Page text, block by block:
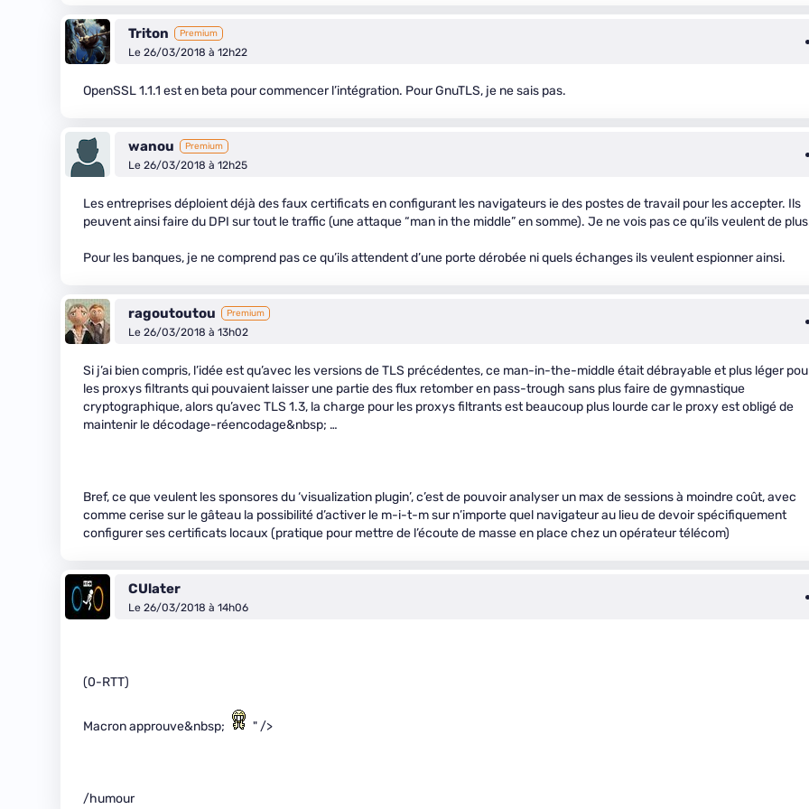
Triton Premium
Le 26/03/2018 à 12h22
OpenSSL 1.1.1 est en beta pour commencer l’intégration. Pour GnuTLS, je ne sais pas.
wanou Premium
Le 26/03/2018 à 12h25
Les entreprises déploient déjà des faux certificats en configurant les navigateurs ie des postes de travail pour les accepter. Ils
peuvent ainsi faire du DPI sur tout le traffic (une attaque “man in the middle” en somme). Je ne vois pas ce qu’ils veulent de
Pour les banques, je ne comprend pas ce qu’ils attendent d’une porte dérobée ni quels échanges ils veulent espionner ainsi.
ragoutoutou Premium
Le 26/03/2018 à 13h02
Si j’ai bien compris, l’idée est qu’avec les versions de TLS précédentes, ce man-in-the-middle était débrayable et plus léger
les proxys filtrants qui pouvaient laisser une partie des flux retomber en pass-trough sans plus faire de gymnastique
cryptographique, alors qu’avec TLS 1.3, la charge pour les proxys filtrants est beaucoup plus lourde car le proxy est obligé de
maintenir le décodage-réencodage&nbsp; …
Bref, ce que veulent les sponsores du ‘visualization plugin’, c’est de pouvoir analyser un max de sessions à moindre coût, avec
comme cerise sur le gâteau la possibilité d’activer le m-i-t-m sur n’importe quel navigateur au lieu de devoir spécifiquement
configurer ses certificats locaux (pratique pour mettre de l’écoute de masse en place chez un opérateur télécom)
CUlater
Le 26/03/2018 à 14h06
(0-RTT)
Macron approuve&nbsp; " />
/humour